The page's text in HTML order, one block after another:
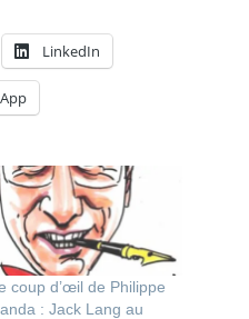
LinkedIn
coup d’œil de Philippe
: Jack Lang au